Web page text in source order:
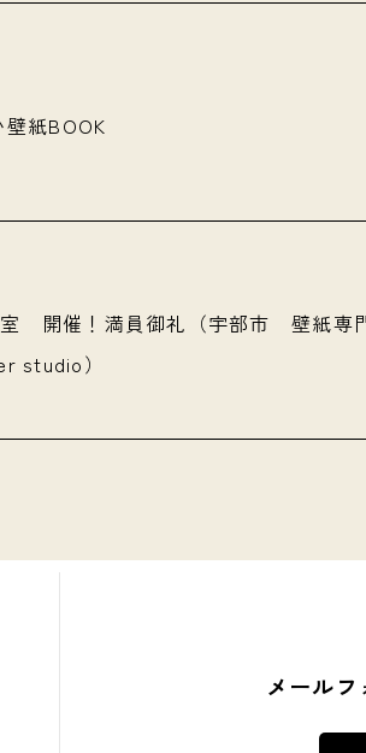
紙BOOK
室 開催！満員御礼（宇部市 壁紙専
studio）
メール